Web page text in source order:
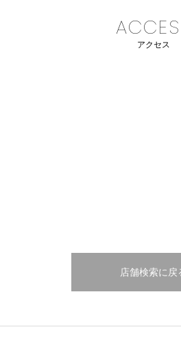
アクセス
店舗検索に戻